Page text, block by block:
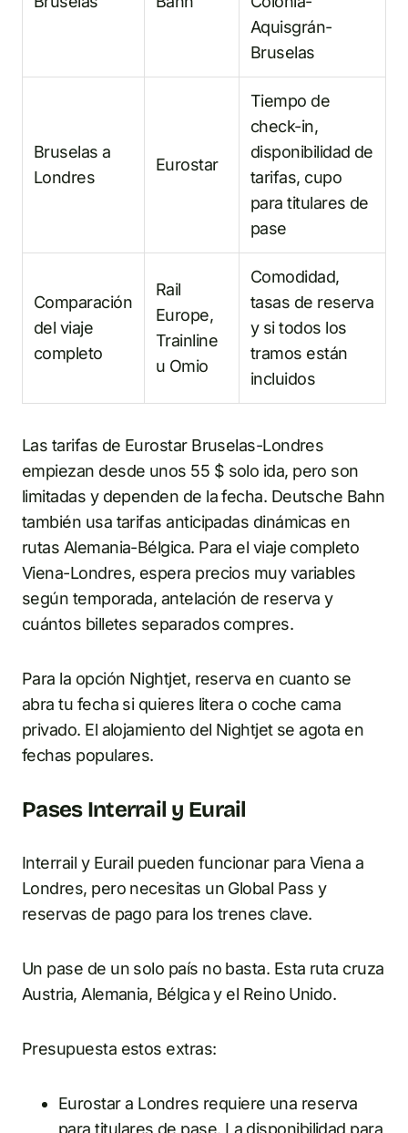
Aquisgrán-
Bruselas
Bruselas a
Londres
Eurostar
Tiempo de
check-in,
disponibilidad de
tarifas, cupo
para titulares de
pase
Comparación
del viaje
completo
Rail
Europe,
Trainline
u Omio
Comodidad,
tasas de reserva
y si todos los
tramos están
incluidos
Las tarifas de Eurostar Bruselas-Londres
empiezan desde unos 55 $ solo ida, pero son
limitadas y dependen de la fecha. Deutsche Bahn
también usa tarifas anticipadas dinámicas en
rutas Alemania-Bélgica. Para el viaje completo
Viena-Londres, espera precios muy variables
según temporada, antelación de reserva y
cuántos billetes separados compres.
Para la opción Nightjet, reserva en cuanto se
abra tu fecha si quieres litera o coche cama
privado. El alojamiento del Nightjet se agota en
fechas populares.
Pases Interrail y Eurail
Interrail y Eurail pueden funcionar para Viena a
Londres, pero necesitas un Global Pass y
reservas de pago para los trenes clave.
Un pase de un solo país no basta. Esta ruta cruza
Austria, Alemania, Bélgica y el Reino Unido.
Presupuesta estos extras:
Eurostar a Londres requiere una reserva
para titulares de pase. La disponibilidad para